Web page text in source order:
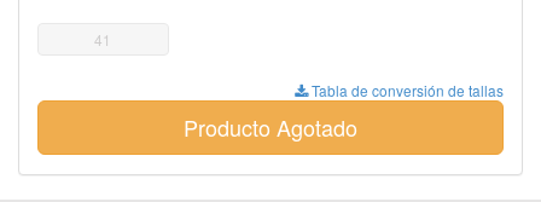
41
Tabla de conversión de tallas
Producto Agotado